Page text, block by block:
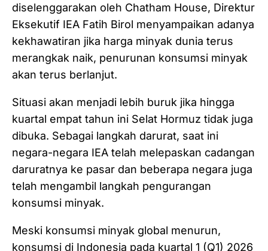
diselenggarakan oleh Chatham House, Direktur
Eksekutif IEA Fatih Birol menyampaikan adanya
kekhawatiran jika harga minyak dunia terus
merangkak naik, penurunan konsumsi minyak
akan terus berlanjut.
Situasi akan menjadi lebih buruk jika hingga
kuartal empat tahun ini Selat Hormuz tidak juga
dibuka. Sebagai langkah darurat, saat ini
negara-negara IEA telah melepaskan cadangan
daruratnya ke pasar dan beberapa negara juga
telah mengambil langkah pengurangan
konsumsi minyak.
Meski konsumsi minyak global menurun,
konsumsi di Indonesia pada kuartal 1 (Q1) 2026